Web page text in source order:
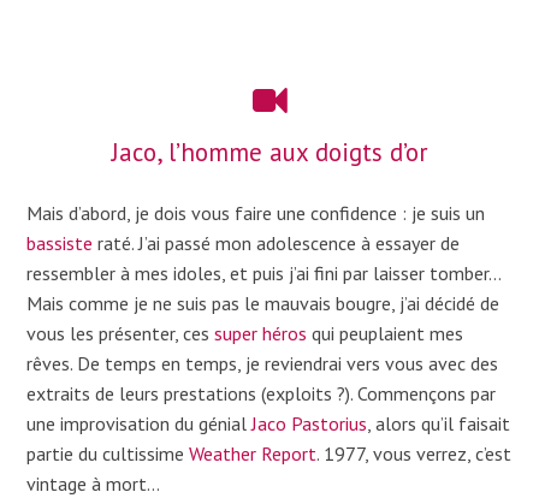
Jaco, l’homme aux doigts d’or
Mais d’abord, je dois vous faire une confidence : je suis un
bassiste raté. J’ai passé mon adolescence à essayer de
ressembler à mes idoles, et puis j’ai fini par laisser tomber…
Mais comme je ne suis pas le mauvais bougre, j’ai décidé de
vous les présenter, cessuper héros qui peuplaient mes
rêves. De temps en temps, je reviendrai vers vous avec des
extraits de leurs prestations (exploits ?). Commençons par
une improvisation du génialJaco Pastorius, alors qu’il faisait
partie du cultissimeWeather Report. 1977, vous verrez, c’est
vintage à mort…